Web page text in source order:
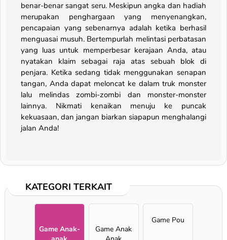
benar-benar sangat seru. Meskipun angka dan hadiah
merupakan penghargaan yang menyenangkan,
pencapaian yang sebenarnya adalah ketika berhasil
menguasai musuh. Bertempurlah melintasi perbatasan
yang luas untuk memperbesar kerajaan Anda, atau
nyatakan klaim sebagai raja atas sebuah blok di
penjara. Ketika sedang tidak menggunakan senapan
tangan, Anda dapat meloncat ke dalam truk monster
lalu melindas zombi-zombi dan monster-monster
lainnya. Nikmati kenaikan menuju ke puncak
kekuasaan, dan jangan biarkan siapapun menghalangi
jalan Anda!
KATEGORI TERKAIT
Game Anak-
Game Anak
Game Pou